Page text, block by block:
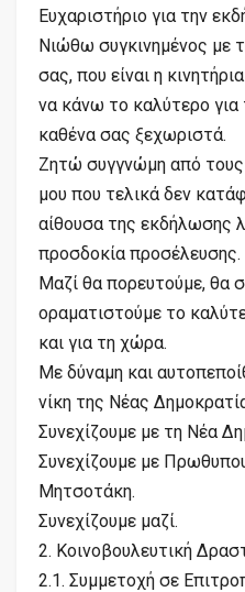
Ευχαριστήριο για την
Νιώθω συγκινημένος με
σας, που είναι η
να κάνω το καλύτερο
καθένα σας ξεχωριστά.
Ζητώ συγγνώμη από
μου που τελικά δεν
αίθουσα της εκδήλωσης
προσδοκία προσέλευσης.
Μαζί θα πορευτούμε, θα
οραματιστούμε το
και για τη χώρα.
Με δύναμη και
νίκη της Νέας
Συνεχίζουμε με τη Νέα
Συνεχίζουμε με
Μητσοτάκη.
Συνεχίζουμε μαζί.
2. Κοινοβουλευτική
2.1. Συμμετοχή σε